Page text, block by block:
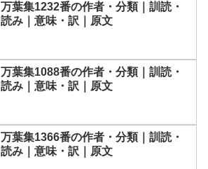
万葉集1232番の作者・分類｜訓読・
読み｜意味・訳｜原文
万葉集1088番の作者・分類｜訓読・
読み｜意味・訳｜原文
万葉集1366番の作者・分類｜訓読・
読み｜意味・訳｜原文